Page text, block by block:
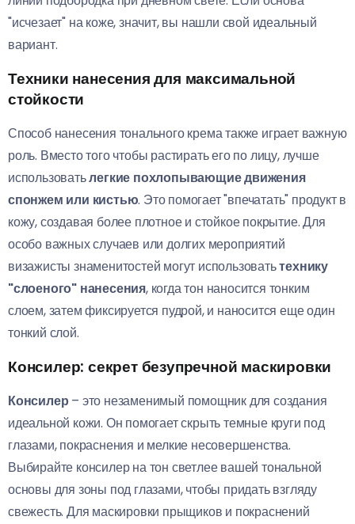
"исчезает" на коже, значит, вы нашли свой идеальный
вариант.
Техники нанесения для максимальной
стойкости
Способ нанесения тонального крема также играет важную
роль. Вместо того чтобы растирать его по лицу, лучше
использоватьлегкие похлопывающие движения
спонжем или кистью. Это помогает "впечатать" продукт в
кожу, создавая более плотное и стойкое покрытие. Для
особо важных случаев или долгих мероприятий
визажисты знаменитостей могут использоватьтехнику
"слоеного" нанесения, когда тон наносится тонким
слоем, затем фиксируется пудрой, и наносится еще один
тонкий слой.
Консилер: секрет безупречной маскировки
Консилер – это незаменимый помощник для создания
идеальной кожи. Он помогает скрыть темные круги под
глазами, покраснения и мелкие несовершенства.
Выбирайте консилер на тон светлее вашей тональной
основы для зоны под глазами, чтобы придать взгляду
свежесть. Для маскировки прыщиков и покраснений